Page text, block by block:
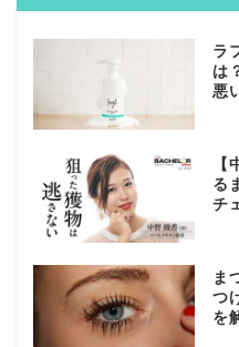
ラ
は
悪
る
チ
ま
つ
を